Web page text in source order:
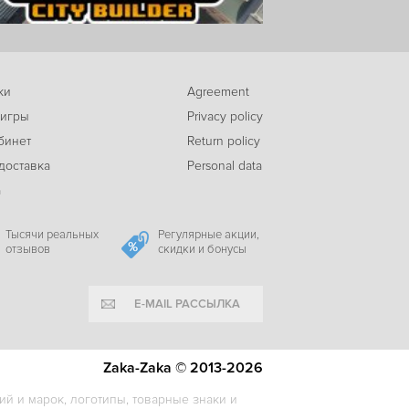
-63%
-90%
-15%
Agreement
Privacy policy
Return policy
Personal data
Тысячи реальных
отзывов
Регулярные акции,
скидки и бонусы
E-MAIL РАССЫЛКА
и марок, логотипы, товарные знаки и
Zaka-Zaka © 2013-2026